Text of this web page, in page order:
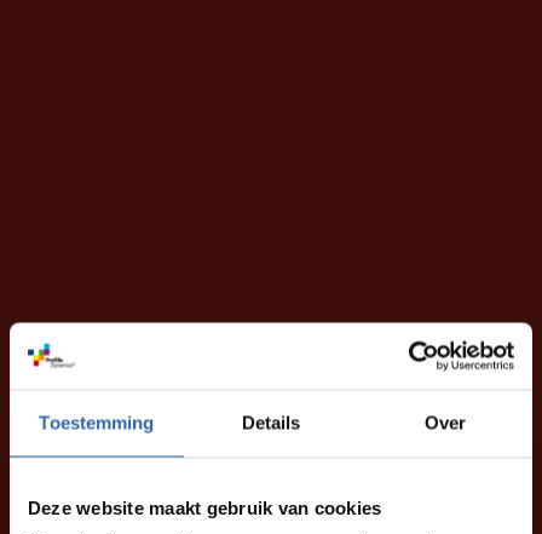
Toestemming Details Over
Deze website maakt gebruik van cookies